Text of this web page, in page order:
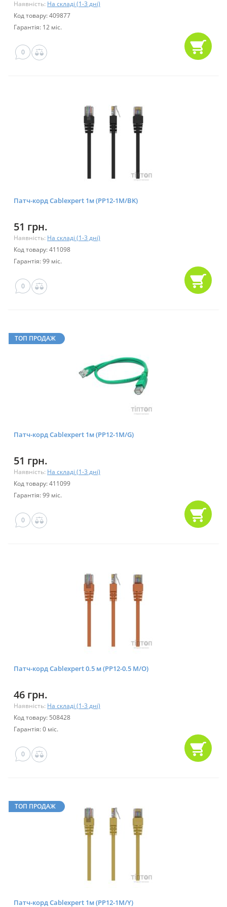
Наявність: На складі (1-3 дні)
Код товару: 409877
Гарантія: 12 міс.
0
Патч-корд Cablexpert 1м (PP12-1M/BK)
51 грн.
Наявність: На складі (1-3 дні)
Код товару: 411098
Гарантія: 99 міс.
0
ТОП ПРОДАЖ
Патч-корд Cablexpert 1м (PP12-1M/G)
51 грн.
Наявність: На складі (1-3 дні)
Код товару: 411099
Гарантія: 99 міс.
0
Патч-корд Cablexpert 0.5 м (PP12-0.5 M/O)
46 грн.
Наявність: На складі (1-3 дні)
Код товару: 508428
Гарантія: 0 міс.
0
ТОП ПРОДАЖ
Патч-корд Cablexpert 1м (PP12-1M/Y)